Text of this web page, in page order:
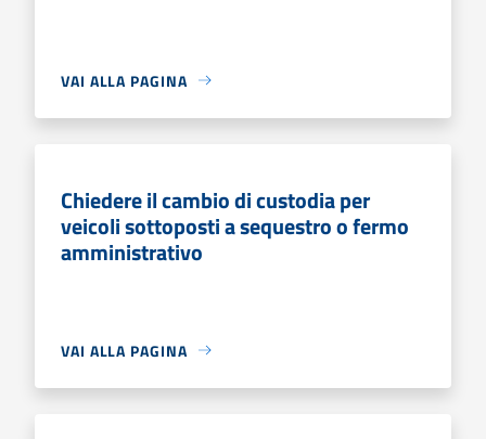
VAI ALLA PAGINA
Chiedere il cambio di custodia per
veicoli sottoposti a sequestro o fermo
amministrativo
VAI ALLA PAGINA